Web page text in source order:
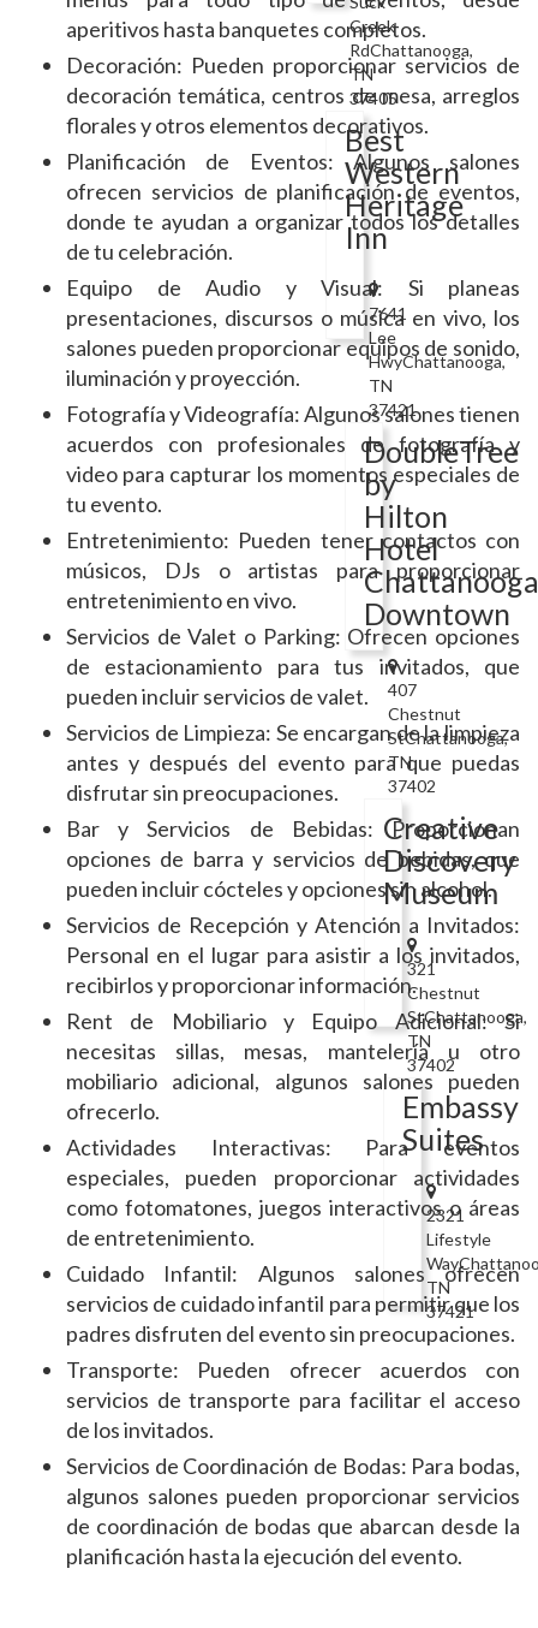
Creek
RdChattanooga,
TN
37405
Best
Western
Heritage
Inn
7641
Lee
HwyChattanooga,
TN
37421
DoubleTree
by
Hilton
Hotel
Chattanooga
Downtown
407
Chestnut
StChattanooga,
TN
37402
Creative
Discovery
Museum
321
Chestnut
StChattanooga,
TN
37402
Embassy
Suites
2321
Lifestyle
TN
37421
aperitivos hasta banquetes completos.
Decoración: Pueden proporcionar servicios de
decoración temática, centros de mesa, arreglos
florales y otros elementos decorativos.
Planificación de Eventos: Algunos salones
ofrecen servicios de planificación de eventos,
donde te ayudan a organizar todos los detalles
de tu celebración.
Equipo de Audio y Visual: Si planeas
presentaciones, discursos o música en vivo, los
salones pueden proporcionar equipos de sonido,
iluminación y proyección.
Fotografía y Videografía: Algunos salones tienen
acuerdos con profesionales de fotografía y
video para capturar los momentos especiales de
tu evento.
Entretenimiento: Pueden tener contactos con
músicos, DJs o artistas para proporcionar
entretenimiento en vivo.
Servicios de Valet o Parking: Ofrecen opciones
de estacionamiento para tus invitados, que
pueden incluir servicios de valet.
Servicios de Limpieza: Se encargan de la limpieza
antes y después del evento para que puedas
disfrutar sin preocupaciones.
Bar y Servicios de Bebidas: Proporcionan
opciones de barra y servicios de bebidas, que
pueden incluir cócteles y opciones sin alcohol.
Servicios de Recepción y Atención a Invitados:
Personal en el lugar para asistir a los invitados,
recibirlos y proporcionar información.
Rent de Mobiliario y Equipo Adicional: Si
necesitas sillas, mesas, mantelería u otro
mobiliario adicional, algunos salones pueden
ofrecerlo.
Actividades Interactivas: Para eventos
especiales, pueden proporcionar actividades
como fotomatones, juegos interactivos o áreas
de entretenimiento.
Cuidado Infantil: Algunos salones ofrecen
servicios de cuidado infantil para permitir que los
padres disfruten del evento sin preocupaciones.
Transporte: Pueden ofrecer acuerdos con
servicios de transporte para facilitar el acceso
de los invitados.
Servicios de Coordinación de Bodas: Para bodas,
algunos salones pueden proporcionar servicios
de coordinación de bodas que abarcan desde la
planificación hasta la ejecución del evento.